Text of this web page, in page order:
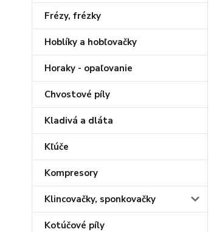
Frézy, frézky
Hoblíky a hobľovačky
Horaky - opaľovanie
Chvostové píly
Kladivá a dláta
Kľúče
Kompresory
Klincovačky, sponkovačky
Kotúčové píly